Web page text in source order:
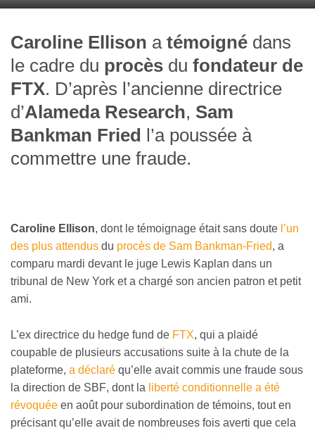
Caroline Ellison a témoigné dans
le cadre du procès du fondateur de
FTX. D’après l’ancienne directrice
d’Alameda Research, Sam
Bankman Fried
l’a poussée à
commettre une fraude.
Caroline Ellison, dont le témoignage était sans doute l’un
des plus attendus du procès de Sam Bankman-Fried, a
comparu mardi devant le juge Lewis Kaplan dans un
tribunal de New York et a chargé son ancien patron et petit
ami.
L’ex directrice du hedge fund de FTX, qui a plaidé
coupable de plusieurs accusations suite à la chute de la
plateforme, a déclaré qu’elle avait commis une fraude sous
la direction de SBF, dont la liberté conditionnelle a été
révoquée en août pour subordination de témoins, tout en
précisant qu’elle avait de nombreuses fois averti que cela